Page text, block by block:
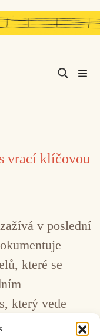
vrací klíčovou
v poslední
které se
který vede
Burgess.